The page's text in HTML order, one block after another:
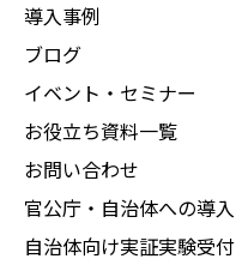
導入事例
ブログ
イベント・セミナー
お役立ち資料一覧
お問い合わせ
官公庁・自治体への導入
自治体向け実証実験受付